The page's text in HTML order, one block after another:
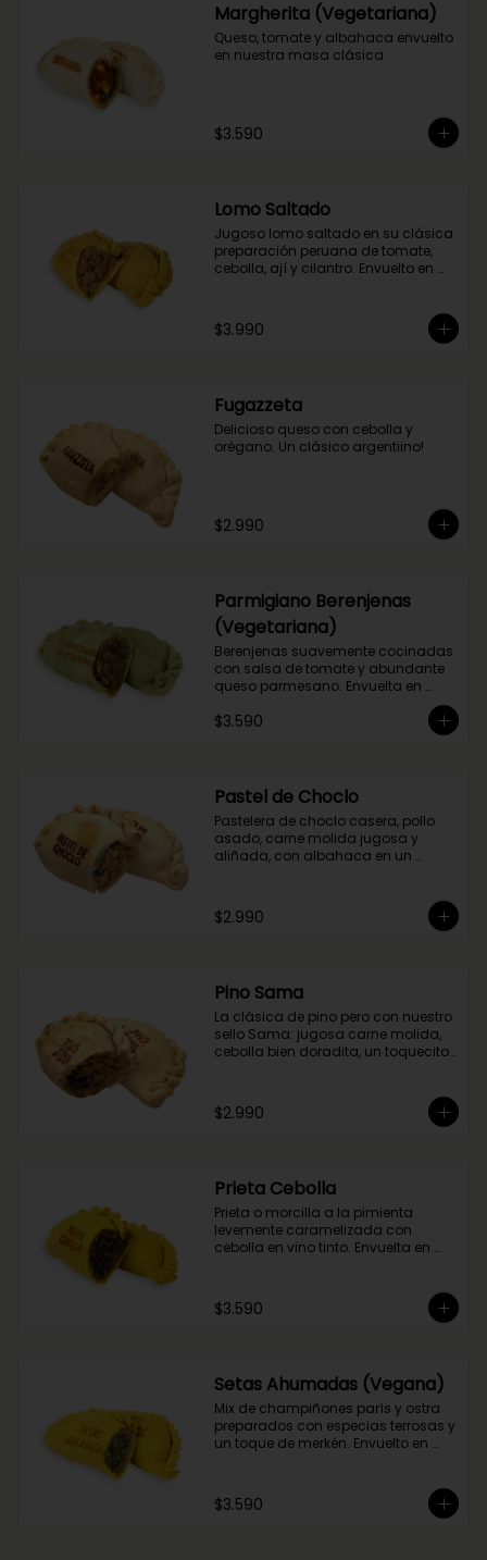
Margherita (Vegetariana)
Queso, tomate y albahaca envuelto
en nuestra masa clásica
$3.590
Lomo Saltado
Jugoso lomo saltado en su clásica
preparación peruana de tomate,
cebolla, ají y cilantro. Envuelto en
$3.990
Fugazzeta
Delicioso queso con cebolla y
orégano. Un clásico argentiino!
$2.990
Parmigiano Berenjenas
(Vegetariana)
Berenjenas suavemente cocinadas
con salsa de tomate y abundante
queso parmesano. Envuelta en
$3.590
Pastel de Choclo
Pastelera de choclo casera, pollo
asado, carne molida jugosa y
aliñada, con albahaca en un
$2.990
Pino Sama
La clásica de pino pero con nuestro
sello Sama: jugosa carne molida,
cebolla bien doradita, un toquecito
que no podía faltar la aceituna y el
huevo, porque tradición siempre
$2.990
Prieta Cebolla
Prieta o morcilla a la pimienta
levemente caramelizada con
cebolla en vino tinto. Envuelta en
$3.590
Setas Ahumadas (Vegana)
Mix de champiñones parís y ostra
preparados con especias terrosas y
un toque de merkén. Envuelto en
$3.590